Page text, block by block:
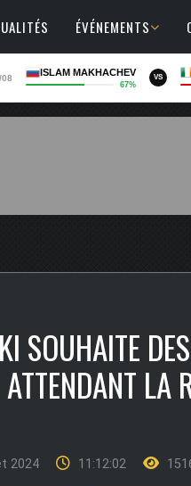
ÉVÉNEMENTS
ISLAM MAKHACHEV
67%
VS
SOUHAITE
LA
2024 11:12:02